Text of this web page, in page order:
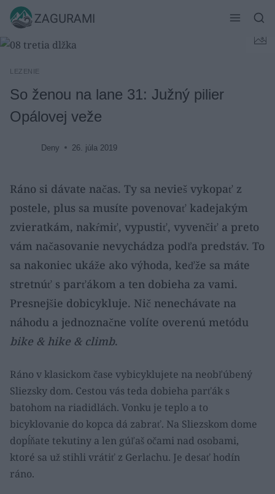
Skip
content
ZAGURAMI
LEZENIE
So ženou na lane 31: Južný pilier
Opálovej veže
Deny 26. júla 2019
Ráno si dávate načas. Ty sa nevieš vykopať z
postele, plus sa musíte povenovať kadejakým
zvieratkám, nakŕmiť, vypustiť, vyvenčiť a preto
vám načasovanie nevychádza podľa predstáv. To
sa nakoniec ukáže ako výhoda, keďže sa máte
stretnúť s parťákom a ten dobieha za vami.
Presnejšie dobicykluje. Nič nenechávate na
náhodu a jednoznačne volíte overenú metódu
bike & hike & climb.
Ráno v klasickom čase vybicyklujete na neobľúbený
Sliezsky dom. Cestou vás teda dobieha parťák s
batohom na riadidlách. Vonku je teplo a to
bicyklovanie do kopca dá zabrať. Na Sliezskom dome
dopĺňate tekutiny a len gúľaš očami nad osobami,
ktoré sa už stihli vrátiť z Gerlachu. Je desať hodín
ráno.